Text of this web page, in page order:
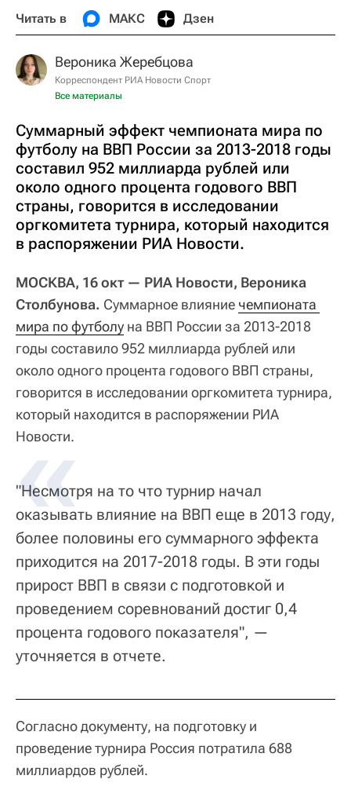
Читать в МАКС Дзен
Вероника Жеребцова
Корреспондент РИА Новости Спорт
Все материалы
Суммарный эффект чемпионата мира по
футболу на ВВП России за 2013-2018 годы
составил 952 миллиарда рублей или
около одного процента годового ВВП
страны, говорится в исследовании
оргкомитета турнира, который находится
в распоряжении РИА Новости.
МОСКВА, 16 окт — РИА Новости, Вероника
Столбунова. Суммарное влияние чемпионата
мира по футболу на ВВП России за 2013-2018
годы составило 952 миллиарда рублей или
около одного процента годового ВВП страны,
говорится в исследовании оргкомитета турнира,
который находится в распоряжении РИА
Новости.
"Несмотря на то что турнир начал
оказывать влияние на ВВП еще в 2013 году,
более половины его суммарного эффекта
приходится на 2017-2018 годы. В эти годы
прирост ВВП в связи с подготовкой и
проведением соревнований достиг 0,4
процента годового показателя", —
уточняется в отчете.
Согласно документу, на подготовку и
проведение турнира Россия потратила 688
миллиардов рублей.